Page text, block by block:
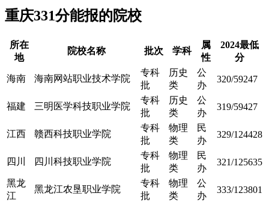
重庆331分能报的院校
所在
地
院校名称 批次 学科
属
性
2024最低
分
海南 海南网站职业技术学院
专科
批
历史
类
公
办
320/59247
福建 三明医学科技职业学院
专科
批
历史
类
公
办
319/59427
江西 赣西科技职业学院
专科
批
物理
类
民
办
329/124428
四川 四川科技职业学院
专科
批
物理
类
民
办
321/125635
黑龙
江
黑龙江农垦职业学院
专科
批
物理
类
公
办
333/123801